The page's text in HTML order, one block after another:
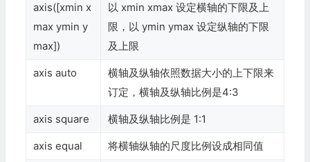
axis([xmin x
max ymin y
max])
以 xmin xmax 设定横轴的下限及上
限，以 ymin ymax 设定纵轴的下限
及上限
axis auto
横轴及纵轴依照数据大小的上下限来
订定，横轴及纵轴比例是4:3
axis square 横轴及纵轴比例是 1:1
axis equal 将横轴纵轴的尺度比例设成相同值